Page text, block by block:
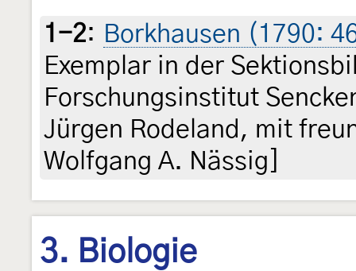
1-2: Borkhausen (1790:
Exemplar in der
Forschungsinstitut
Jürgen Rodeland, mit
Wolfgang A. Nässig]
3. Biologie